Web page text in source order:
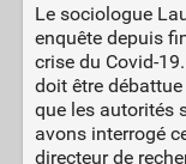
Le sociologue
enquête depuis
crise du Covid-
doit être
que les autorités
avons interrogé
directeur de